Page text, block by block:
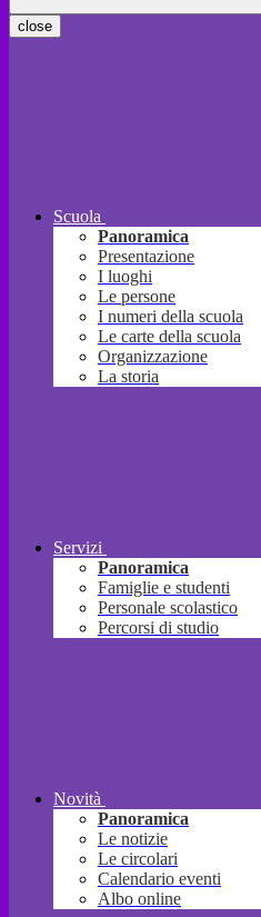
close
Scuola
Panoramica
Presentazione
I luoghi
Le persone
I numeri della scuola
Le carte della scuola
Organizzazione
La storia
Servizi
Panoramica
Famiglie e studenti
Personale scolastico
Percorsi di studio
Novità
Panoramica
Le notizie
Le circolari
Calendario eventi
Albo online